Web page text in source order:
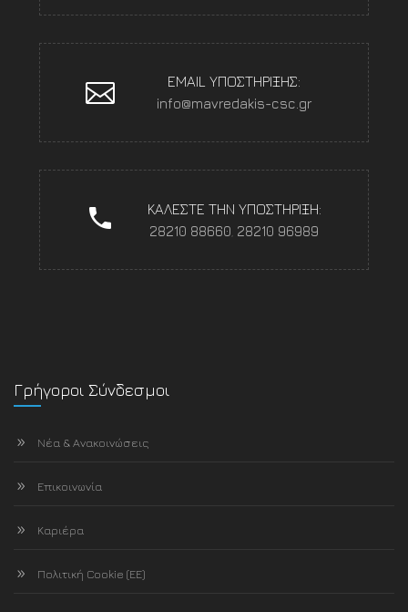
EMAIL ΥΠΟΣΤΗΡΙΞΗΣ:
info@mavredakis-csc.gr
ΚΑΛΕΣΤΕ ΤΗΝ ΥΠΟΣΤΗΡΙΞΗ:
28210 88660 28210 96989
Γρήγοροι Σύνδεσμοι
Νέα & Ανακοινώσεις
Επικοινωνία
Καριέρα
Πολιτική Cookie (ΕΕ)